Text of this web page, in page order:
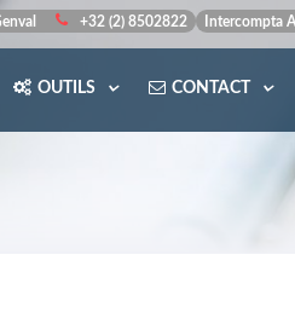
+32 (2) 8502822 Intercompta
OUTILS CONTACT